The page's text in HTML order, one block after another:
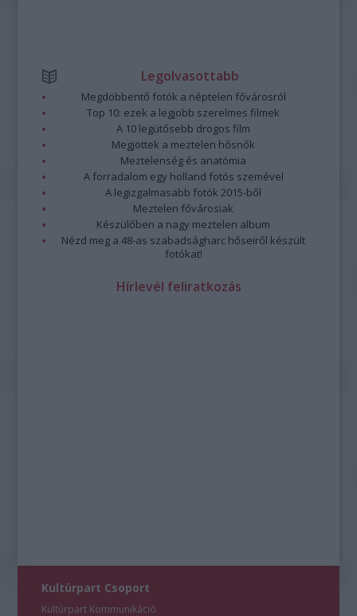
Legolvasottabb
Megdöbbentő fotók a néptelen fővárosról
Top 10: ezek a legjobb szerelmes filmek
A 10 legütősebb drogos film
Megjöttek a meztelen hősnők
Meztelenség és anatómia
A forradalom egy holland fotós szemével
A legizgalmasabb fotók 2015-ből
Meztelen fővárosiak
Készülőben a nagy meztelen album
Nézd meg a 48-as szabadságharc hőseiről készült
fotókat!
Hírlevél feliratkozás
Kultúrpart Csoport
Kultúrpart Kommunikáció